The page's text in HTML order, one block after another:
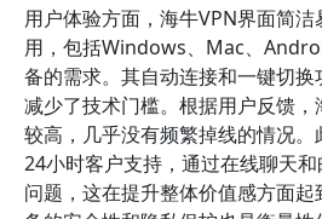
用户体验方面，海牛VPN界面简
用，包括Windows、Mac、
备的需求。其自动连接和一键切换
减少了技术门槛。根据用户反馈
较高，几乎没有频繁掉线的情况
24小时客户支持，通过在线聊天
问题，这在提升整体价值感方面